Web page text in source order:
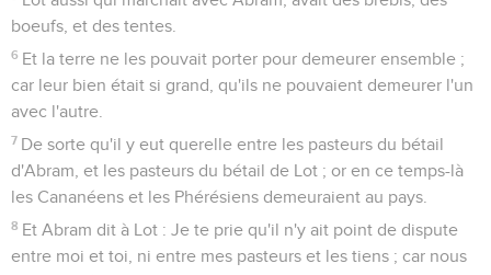
boeufs, et des tentes.
6 Et la terre ne les pouvait porter pour demeurer ensemble ;
car leur bien était si grand, qu'ils ne pouvaient demeurer l'un
avec l'autre.
7 De sorte qu'il y eut querelle entre les pasteurs du bétail
d'Abram, et les pasteurs du bétail de Lot ; or en ce temps-là
les Cananéens et les Phérésiens demeuraient au pays.
8 Et Abram dit à Lot : Je te prie qu'il n'y ait point de dispute
entre moi et toi, ni entre mes pasteurs et les tiens ; car nous